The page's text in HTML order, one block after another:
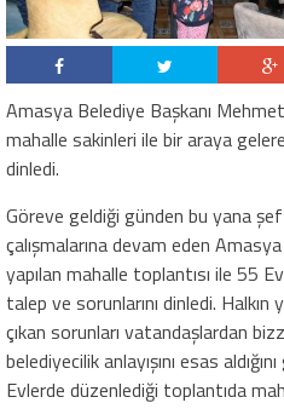
Amasya Belediye Başkanı
mahalle sakinleri ile bir araya
dinledi.
Göreve geldiği günden bu yana
çalışmalarına devam eden
yapılan mahalle toplantısı ile 55
talep ve sorunlarını dinledi. Halkın
çıkan sorunları vatandaşlardan
belediyecilik anlayışını esas
Evlerde düzenlediği toplantıda